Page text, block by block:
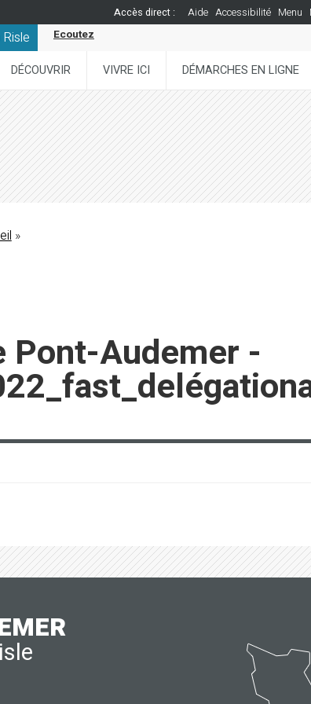
Accès direct : Aide Accessibilité Menu
Ecoutez
DÉCOUVRIR VIVRE ICI DÉMARCHES EN LIGNE
»
Pont-Audemer -